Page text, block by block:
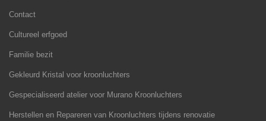
Contact
Cultureel erfgoed
Familie bezit
Gekleurd Kristal voor kroonluchters
Gespecialiseerd atelier voor Murano Kroonluchters
Herstellen en Repareren van Kroonluchters tijdens renovatie